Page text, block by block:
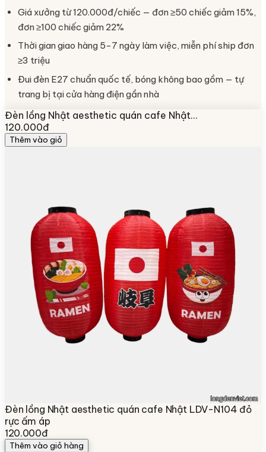
Giá xưởng từ 120.000đ/chiếc — đơn ≥50 chiếc giảm 15%,
đơn ≥100 chiếc giảm 22%
Thời gian giao hàng 5-7 ngày làm việc, miễn phí ship đơn
≥3 triệu
Đui đèn E27 chuẩn quốc tế, bóng không bao gồm — tự
trang bị tại cửa hàng điện gần nhà
Đèn lồng Nhật aesthetic quán cafe Nhật…
120.000đ
Thêm vào giỏ
Đèn lồng Nhật aesthetic quán cafe Nhật LDV-N104 đỏ
rực ấm áp
120.000đ
Thêm vào giỏ hàng